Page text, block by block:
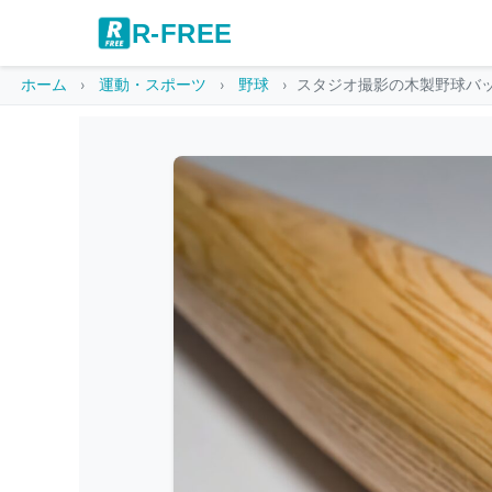
R-FREE
ホーム 運動・スポーツ 野球 スタジオ撮影の木製野球バ